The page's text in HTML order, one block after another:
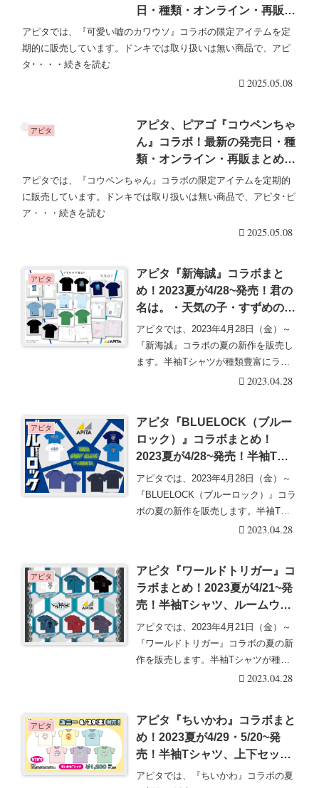
日・種類・オンライン・再販ま
とめ！取扱店はどこ？半袖Tシ
ャツ、ワンピース、トートバッ
ル、ペットボトルホルダーなど
アピタでは、『可愛い嘘のカワウソ』コラボの限定アイテムを定
期的に販売しています。ドンキでは取り扱いは無い商品で、アピ
タ･・・・続きを読む
2025.05.08
アピタ
アピタ、ピアゴ『コウペンちゃ
ん』コラボ！最新の発売日・種
類・オンライン・再販まとめ！
取扱店はどこ？半袖Tシャツ、
ワンピース、トートバッグ、エ
ットボトルホルダーなど2025
アピタでは、『コウペンちゃん』コラボの限定アイテムを定期的
に販売しています。ドンキでは取り扱いは無い商品で、アピタ･ピ
ア・・・続きを読む
2025.05.08
アピタ
アピタ『新海誠』コラボまと
め！2023夏が4/28~発売！君の
名は。・天気の子・すずめの戸
締まり半袖Tシャツなどが種類
豊富！店頭・オンラインも！
アピタでは、2023年4月28日（金）～
『新海誠』コラボの夏の新作を販売し
ます。半袖Tシャツが種類豊富にライ
2023.04.28
アピタ
アピタ『BLUELOCK（ブルー
ロック）』コラボまとめ！
2023夏が4/28~発売！半袖Tシ
ャツなどが種類豊富！店頭・オ
ンラインは？
アピタでは、2023年4月28日（金）～
『BLUELOCK（ブルーロック）』コラ
ボの夏の新作を販売します。半袖Tシ
2023.04.28
アピタ
アピタ『ワールドトリガー』コ
ラボまとめ！2023夏が4/21~発
売！半袖Tシャツ、ルームウェ
アなどが種類豊富！店頭・オン
ラインも！
アピタでは、2023年4月21日（金）～
『ワールドトリガー』コラボの夏の新
作を販売します。半袖Tシャツが種類
豊富にライン・・・続きを読む2023.04.28
アピタ
アピタ『ちいかわ』コラボまと
め！2023夏が4/29・5/20~発
売！半袖Tシャツ、上下セット
などが♡販売店舗、オンライン
アピタでは、『ちいかわ』コラボの夏